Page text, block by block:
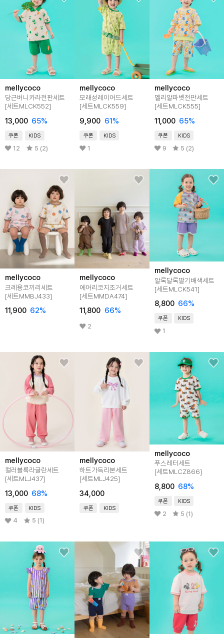
mellycoco
당근버니카라전판세트
[세트MLCK552]
13,000 65%
쿠폰 KIDS
12 5 (2)
mellycoco
모래성레이어드세트
[세트MLCK559]
9,900 61%
쿠폰 KIDS
1
mellycoco
멜리알파벳전판세트
[세트MLCK555]
11,000 65%
쿠폰 KIDS
9 5 (2)
mellycoco
크레용코끼리세트
[세트MMBJ433]
11,900 62%
mellycoco
에어리코지조거세트
[세트MMDA474]
11,800 66%
2
mellycoco
알록달록딸기배색세트
[세트MLCK541]
8,800 66%
쿠폰 KIDS
1
mellycoco
컬러블록라글란세트
[세트MLJ437]
13,000 68%
쿠폰 KIDS
4 5 (1)
mellycoco
하트가득리본세트
[세트MLJ425]
34,000
쿠폰 KIDS
mellycoco
푸스레터세트
[세트MLCZ866]
8,800 68%
쿠폰 KIDS
2 5 (1)